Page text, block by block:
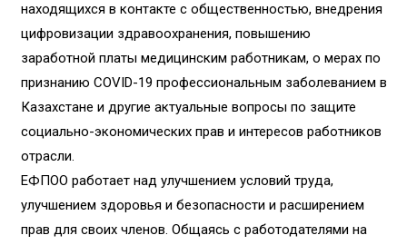
находящихся в контакте с общественностью, внедрения
цифровизации здравоохранения, повышению
заработной платы медицинским работникам, о мерах по
признанию COVID-19 профессиональным заболеванием в
Казахстане и другие актуальные вопросы по защите
социально-экономических прав и интересов работников
отрасли.
ЕФПОО работает над улучшением условий труда,
улучшением здоровья и безопасности и расширением
прав для своих членов. Общаясь с работодателями на